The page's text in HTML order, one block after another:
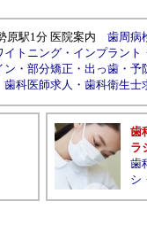
原駅1分 医院案内 歯周病
イトニング・ インプラント
ン ・ 部分矯正 ・ 出っ歯・ 予
歯科医師求人 ・ 歯科衛生士
歯
ラ
歯
シ